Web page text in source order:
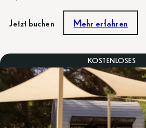
Jetzt buchen Mehr erfahren
KOSTENLOSES